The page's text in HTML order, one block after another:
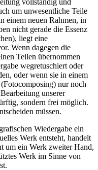
um unwesentliche Teile
einem neuen Rahmen, in
nicht gerade die Essenz
liegt eine
Wenn dagegen die
Teilen übernommen
wegretuschiert oder
oder wenn sie in einem
nur noch
unserer
sondern frei möglich.
müssen.
Wiedergabe ein
Werk entsteht, handelt
um ein Werk zweiter Hand,
Werk im Sinne von